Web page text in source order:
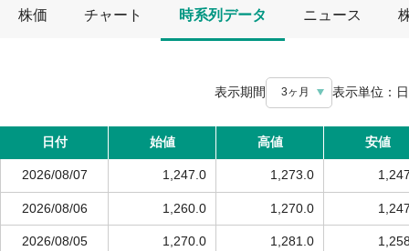
株価 チャート 時系列データ ニュース
表示期間 3ヶ月 表示単位： 日
日付 始値 高値 安値
2026/08/07 1,247.0 1,273.0
2026/08/06 1,260.0 1,270.0
2026/08/05 1,270.0 1,281.0